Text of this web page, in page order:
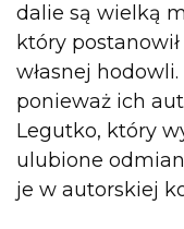
dalie są wielką
który
własnej
ponieważ ich
Legutko, który
ulubione
je w autorskiej